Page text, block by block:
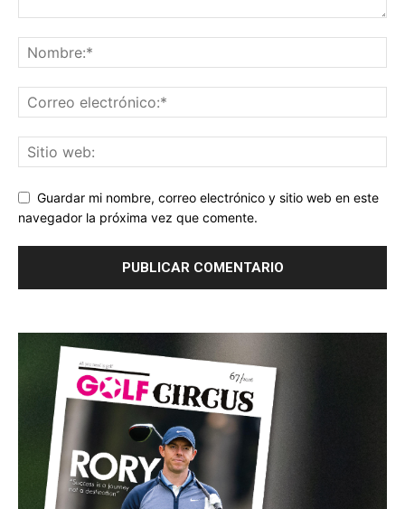
Guardar mi nombre, correo electrónico y sitio web en este
navegador la próxima vez que comente.